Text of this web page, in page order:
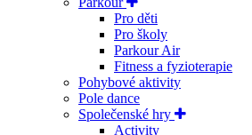
Pro děti
Pro školy
Parkour Air
Fitness a fyzioterapie
Pohybové aktivity
Pole dance
Společenské hry
Activity